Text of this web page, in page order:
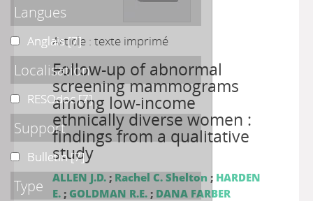
Article : texte imprimé
Follow-up of abnormal
screening mammograms
among low-income
ethnically diverse women :
findings from a qualitative
study
ALLEN J.D.; Rachel C. Shelton ; HARDEN
E.; GOLDMAN R.E.; DANA FARBER
Langues
Anglais
Anglais[7]
Localisation
RESOdoc
RESOdoc[7]
Support
Bulletin
Bulletin[7]
Type